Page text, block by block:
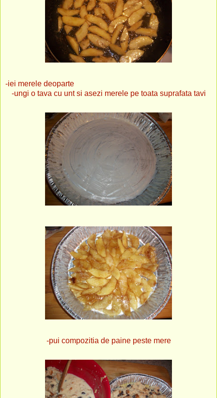
-iei merele deoparte
-ungi o tava cu unt si asezi merele pe toata suprafata tavi
-pui compozitia de paine peste mere